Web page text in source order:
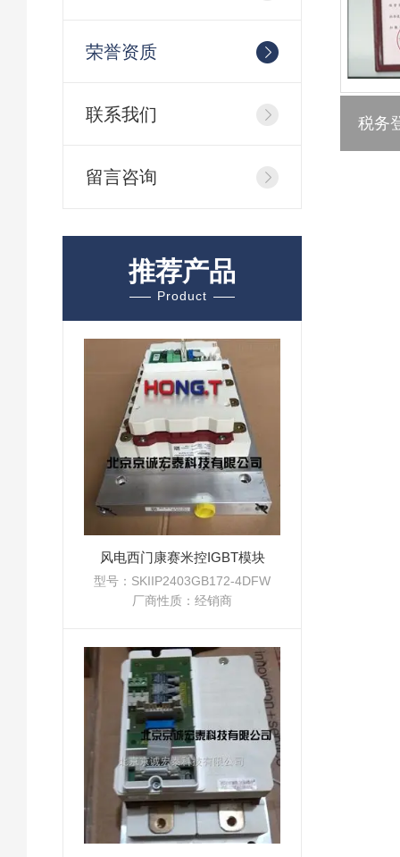
荣誉资质
联系我们
留言咨询
推荐产品
Product
风电西门康赛米控IGBT模块
型号：SKIIP2403GB172-4DFW
厂商性质：经销商
税务